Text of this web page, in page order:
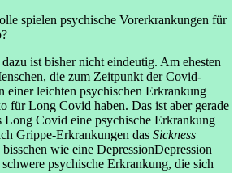
spielen psychische Vorerkrankungen für
ist bisher nicht eindeutig. Am ehesten
die zum Zeitpunkt der Covid-
einer leichten psychischen Erkrankung
für Long Covid haben. Das ist aber gerade
Long Covid eine psychische Erkrankung
Grippe-Erkrankungen das Sickness
bisschen wie eine DepressionDepression
psychische Erkrankung, die sich